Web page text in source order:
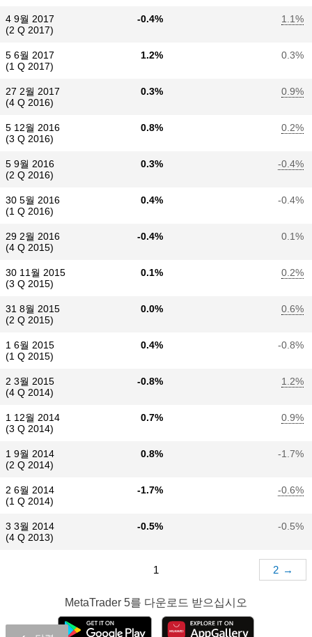
4 9월 2017
(2 Q 2017)
-0.4% 1.1%
5 6월 2017
(1 Q 2017)
1.2% 0.3%
27 2월 2017
(4 Q 2016)
0.3% 0.9%
5 12월 2016
(3 Q 2016)
0.8% 0.2%
5 9월 2016
(2 Q 2016)
0.3% -0.4%
30 5월 2016
(1 Q 2016)
0.4% -0.4%
29 2월 2016
(4 Q 2015)
-0.4% 0.1%
30 11월 2015
(3 Q 2015)
0.1% 0.2%
31 8월 2015
(2 Q 2015)
0.0% 0.6%
1 6월 2015
(1 Q 2015)
0.4% -0.8%
2 3월 2015
(4 Q 2014)
-0.8% 1.2%
1 12월 2014
(3 Q 2014)
0.7% 0.9%
1 9월 2014
(2 Q 2014)
0.8% -1.7%
2 6월 2014
(1 Q 2014)
-1.7% -0.6%
3 3월 2014
(4 Q 2013)
-0.5% -0.5%
1 2 →
MetaTrader 5를 다운로드 받으십시오